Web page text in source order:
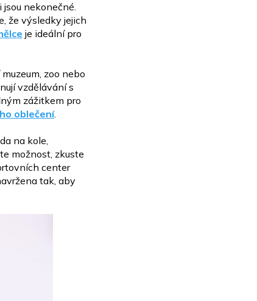
nekonečné.
že výsledky jejich
je ideální pro
zoo nebo
vzdělávání s
zážitkem pro
oblečení.
na kole,
možnost, zkuste
center
tak, aby